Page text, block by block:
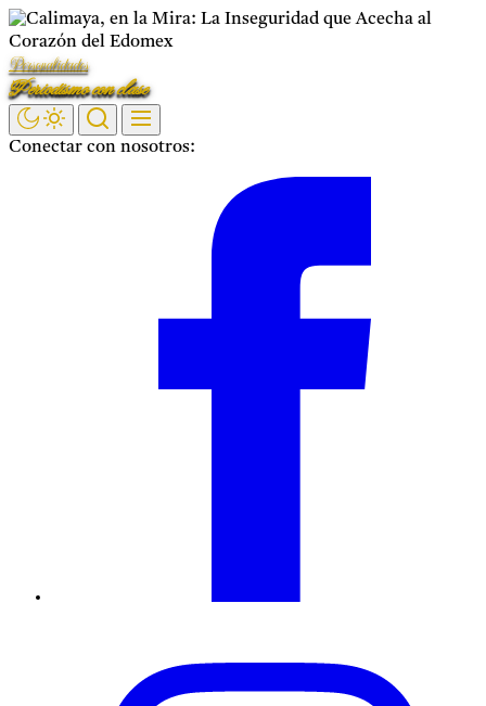
Saltar
al
contenido
Personalidades
Periodismo con clase
Conectar con nosotros: